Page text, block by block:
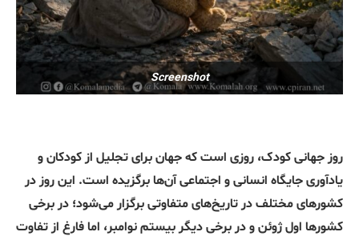
Screenshot
روز جهانی کودک، روزی است که جهان برای تجلیل از کودکان و
یادآوری جایگاه انسانی و اجتماعی آن‌ها برگزیده است. این روز در
کشورهای مختلف در تاریخ‌های متفاوتی برگزار می‌شود؛ در برخی
کشورها اول ژوئن و در برخی دیگر بیستم نوامبر، اما فارغ از تفاوت